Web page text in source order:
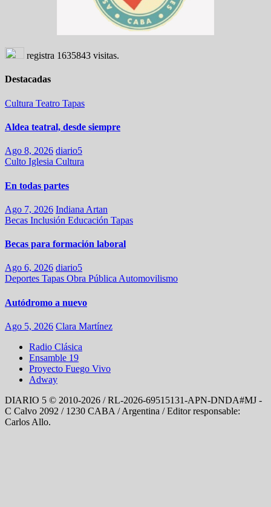
registra 1635843 visitas.
Destacadas
Cultura Teatro Tapas
Aldea teatral, desde siempre
Ago 8, 2026 diario5
Culto Iglesia Cultura
En todas partes
Ago 7, 2026 Indiana Artan
Becas Inclusión Educación Tapas
Becas para formación laboral
Ago 6, 2026 diario5
Deportes Tapas Obra Pública Automovilismo
Autódromo a nuevo
Ago 5, 2026 Clara Martínez
Radio Clásica
Ensamble 19
Proyecto Fuego Vivo
Adway
DIARIO 5 © 2010-2026 / RL-2026-69515131-APN-DNDA#MJ -
C Calvo 2092 / 1230 CABA / Argentina / Editor responsable:
Carlos Allo.